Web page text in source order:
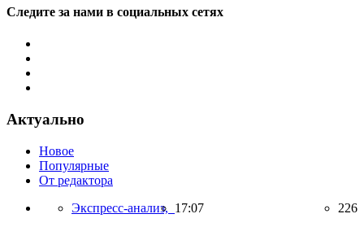
Следите за нами в социальных сетях
Актуально
Новое
Популярные
От редактора
Экспресс-анализ, 17:07 226